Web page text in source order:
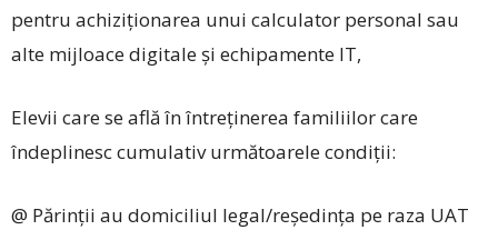
pentru achiziționarea unui calculator personal sau
alte mijloace digitale și echipamente IT,
Elevii care se află în întreținerea familiilor care
îndeplinesc cumulativ următoarele condiții:
@ Părinții au domiciliul legal/reședința pe raza UAT